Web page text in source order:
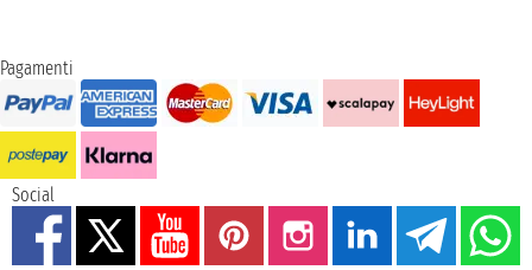
Pagamenti
Social